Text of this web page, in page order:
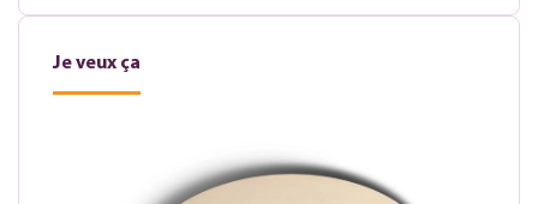
Je veux ça